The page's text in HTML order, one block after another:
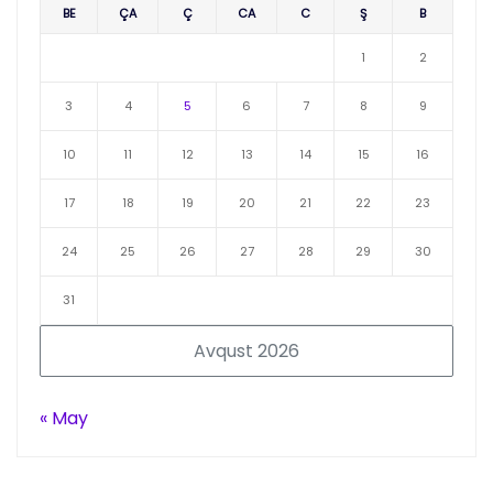
Avqust 2026
BE ÇA Ç CA C Ş B
1 2
3 4 5 6 7 8 9
10 11 12 13 14 15 16
17 18 19 20 21 22 23
24 25 26 27 28 29 30
31
« May